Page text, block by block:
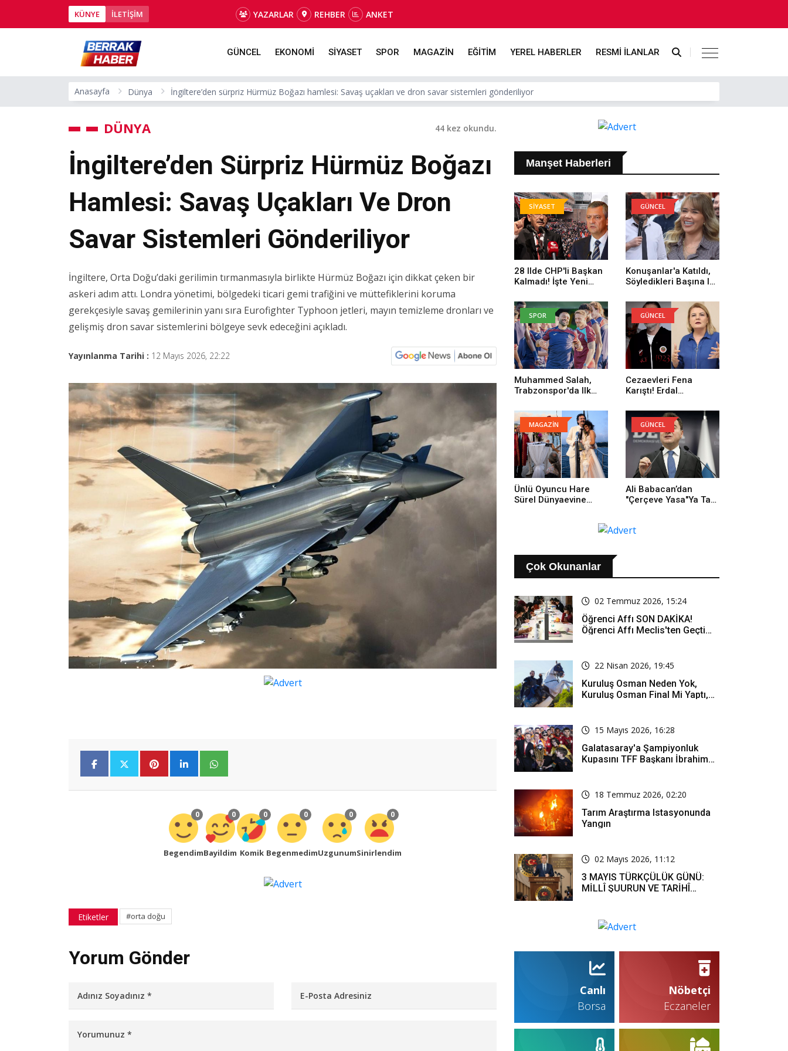
KÜNYE İLETİŞİM YAZARLAR REHBER ANKET
GÜNCEL EKONOMİ SİYASET SPOR MAGAZİN EĞİTİM YEREL HABERLER RESMİ İLANLAR
Anasayfa Dünya İngiltere’den sürpriz Hürmüz Boğazı hamlesi: Savaş uçakları ve dron savar sistemleri gönderiliyor
DÜNYA 44 kez okundu.
İngiltere’den Sürpriz Hürmüz Boğazı
Hamlesi: Savaş Uçakları Ve Dron
Savar Sistemleri Gönderiliyor
İngiltere, Orta Doğu’daki gerilimin tırmanmasıyla birlikte Hürmüz Boğazı için dikkat çeken bir
askeri adım attı. Londra yönetimi, bölgedeki ticari gemi trafiğini ve müttefiklerini koruma
gerekçesiyle savaş gemilerinin yanı sıra Eurofighter Typhoon jetleri, mayın temizleme dronları ve
gelişmiş dron savar sistemlerini bölgeye sevk edeceğini açıkladı.
Yayınlanma Tarihi : 12 Mayıs 2026, 22:22
0
Begendim
0
Bayildim
0
Komik
0
Begenmedim
0
Uzgunum
0
Sinirlendim
Etiketler #orta doğu
Yorum Gönder
Manşet Haberleri
SİYASET
28 Ilde CHP'li Başkan
Kalmadı! İşte Yeni
Sayısı
GÜNCEL
Konuşanlar'a Katıldı,
Söyledikleri Başına Iş
SPOR
Muhammed Salah,
Trabzonspor'da Ilk
GÜNCEL
Cezaevleri Fena
Karıştı! Erdal
Yüzünden Buradayım
MAGAZİN
Ünlü Oyuncu Hare
Sürel Dünyaevine
GÜNCEL
Ali Babacan’dan
"Çerçeve Yasa"ya Tam
Çok Okunanlar
02 Temmuz 2026, 15:24
Öğrenci Affı SON DAKİKA!
Öğrenci Affı Meclis'ten Geçti
22 Nisan 2026, 19:45
Kuruluş Osman Neden Yok,
Kuruluş Osman Final Mi Yaptı,
Zaman Yayınlanacak?
15 Mayıs 2026, 16:28
Galatasaray'a Şampiyonluk
Kupasını TFF Başkanı İbrahim
18 Temmuz 2026, 02:20
Tarım Araştırma Istasyonunda
Yangın
02 Mayıs 2026, 11:12
3 MAYIS TÜRKÇÜLÜK GÜNÜ:
MİLLÎ ŞUURUN VE TARİHÎ
Canlı
Borsa
Nöbetçi
Eczaneler